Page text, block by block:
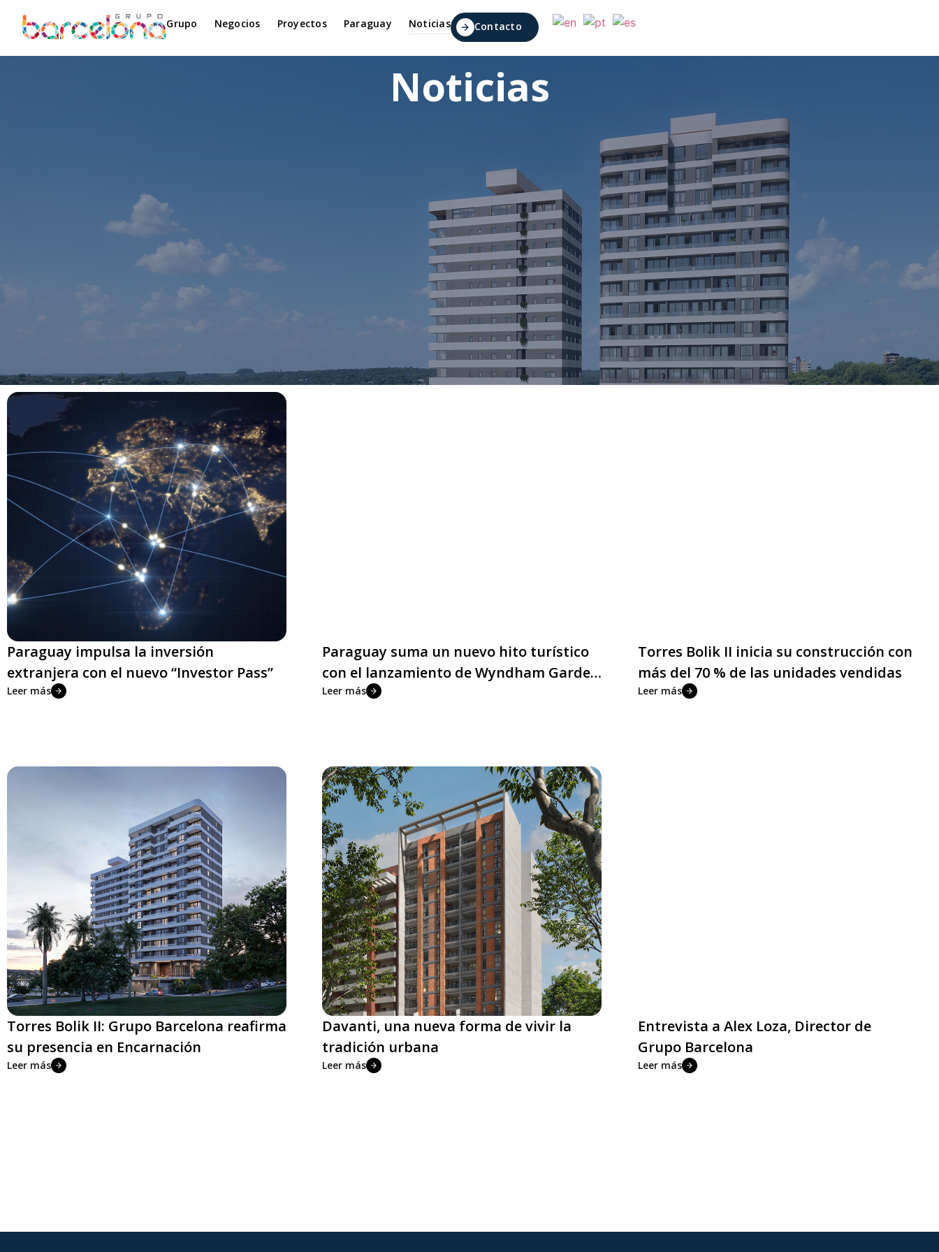
Grupo Negocios Proyectos Paraguay Noticias Contacto
Noticias
Paraguay impulsa la inversión
extranjera con el nuevo “Investor Pass”
Leer más
Paraguay suma un nuevo hito turístico
con el lanzamiento de Wyndham Garden
Costa del Lago Residences
Leer más
Torres Bolik II inicia su construcción con
más del 70 % de las unidades vendidas
Leer más
Torres Bolik II: Grupo Barcelona reafirma
su presencia en Encarnación
Leer más
Davanti, una nueva forma de vivir la
tradición urbana
Leer más
Entrevista a Alex Loza, Director de
Grupo Barcelona
Leer más